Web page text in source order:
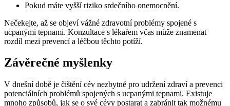
Pokud máte vyšší riziko srdečního onemocnění.
Nečekejte, až se objeví vážné zdravotní problémy spojené s
ucpanými tepnami. Konzultace s lékařem včas může znamenat
rozdíl mezi prevencí a léčbou těchto potíží.
Závěrečné myšlenky
V dnešní době je čištění cév nezbytné pro udržení zdraví a prevenci
potenciálních problémů spojených s ucpanými tepnami. Existuje
mnoho způsobů, jak se o své cévy postarat a zabránit tak možnému